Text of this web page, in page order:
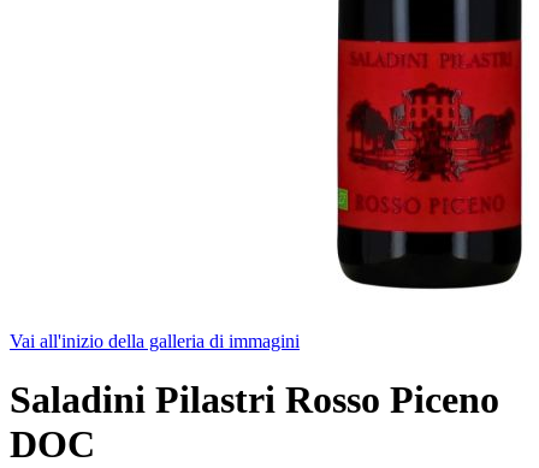
Vai all'inizio della galleria di immagini
Saladini Pilastri Rosso Piceno
DOC